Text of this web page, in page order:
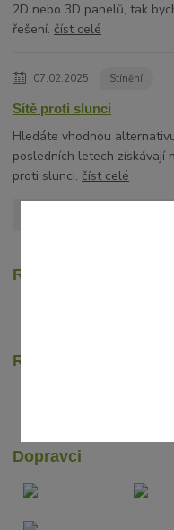
2D nebo 3D panelů, tak
řešení.číst celé
07.02.2025 Stínění
Sítě proti slunci
Hledáte vhodnou
posledních letech získávají
proti slunci.číst celé
Recenze zákazníků
Rychlé online platby
Dopravci